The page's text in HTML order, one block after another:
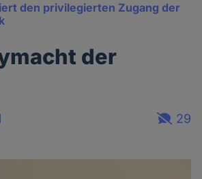
den privilegierten Zugang der
der
29